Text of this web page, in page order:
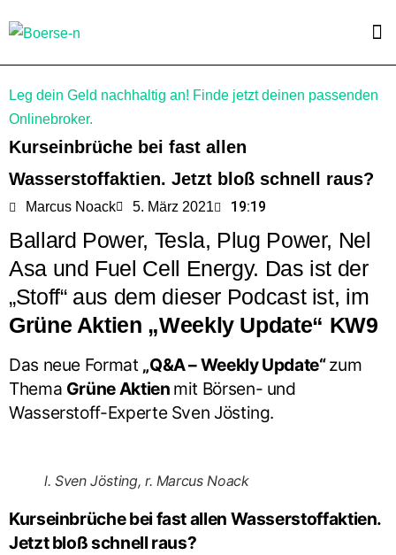
Leg dein Geld nachhaltig an! Finde jetzt deinen passenden
Onlinebroker.
Kurseinbrüche bei fast allen
Wasserstoffaktien. Jetzt bloß schnell raus?
Marcus Noack 5. März 2021 19:19
Ballard Power, Tesla, Plug Power, Nel
Asa und Fuel Cell Energy. Das ist der
„Stoff“ aus dem dieser Podcast ist, im
Grüne Aktien „Weekly Update“ KW9
Das neue Format „Q&A – Weekly Update“zum
Thema Grüne Aktien mit Börsen- und
Wasserstoff-Experte Sven Jösting.
l. Sven Jösting, r. Marcus Noack
Kurseinbrüche bei fast allen Wasserstoffaktien.
Jetzt bloß schnell raus?